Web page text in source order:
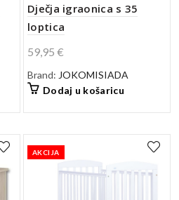
Dječja igraonica s 35
loptica
59,95€
Brand: JOKOMISIADA
Dodaj u košaricu
AKCIJA